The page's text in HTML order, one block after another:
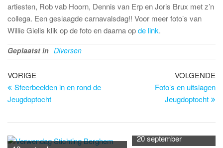
artiesten, Rob vab Hoorn, Dennis van Erp en Joris Brux met z’n
collega. Een geslaagde carnavalsdag!! Voor meer foto’s van
Willie Gielis klik op de foto en daarna opde link.
Geplaatst in Diversen
Bericht
navigatie
Vorig
bericht
VORIGE
Sfeerbeelden in en rond de
Jeugdoptocht
VOLGENDE
Foto’s en uitslagen
Jeugdoptocht
20 september